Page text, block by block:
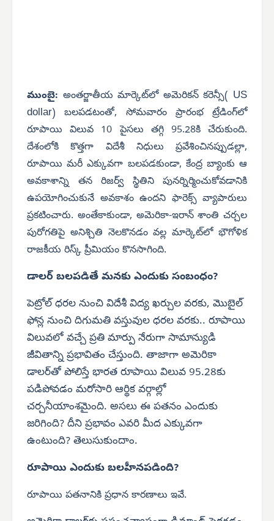
ముంబై: అంతర్జాతీయ మార్కెట్‌లో అమెరికన్ కరెన్సీ( US
dollar) బలపడటంతో, సోమవారం ప్రారంభ ట్రేడింగ్‌లో
రూపాయి విలువ 10 పైసలు తగ్గి 95.28కి చేరుకుంది.
దేశంలోకి కొత్తగా విదేశీ నిధులు ప్రవేశించినప్పుడల్లా,
రూపాయి మరీ ఎక్కువగా బలపడకుండా, కేంద్ర బ్యాంకు ఆ
అవకాశాన్ని తన రిజర్వ్ స్థితిని పునర్నిర్మించుకోవడానికి
ఉపయోగించుకునే అవకాశం ఉందని ఫారెక్స్ వ్యాపారులు
ప్రకటించారు. అంతేకాకుండా, అమెరికా-ఇరాన్ శాంతి చర్చల
పురోగతిపై అనిశ్చితి నెలకొనడం వల్ల మార్కెట్‌లో భౌగోళిక
రాజకీయ రిస్క్ ప్రీమియం కొనసాగింది.
డాలర్ బలపడితే మనకు ఎందుకు సంబంధం?
పెట్రోల్ ధరల నుంచి విదేశీ విద్య ఖర్చుల వరకు, మొబైల్
ఫోన్ల నుంచి దిగుమతి వస్తువుల ధరల వరకు.. రూపాయి
విలువలో వచ్చే ప్రతి మార్పు నేరుగా సామాన్యుడి
జీవితాన్ని ప్రభావితం చేస్తుంది. తాజాగా అమెరికా
డాలర్‌తో పోలిస్తే భారత రూపాయి విలువ 95.28కు
పడిపోవడం మరోసారి ఆర్థిక వర్గాల్లో
చర్చనీయాంశమైంది. అసలు ఈ పతనం ఎందుకు
జరిగింది? దీని ప్రభావం ఎవరి మీద ఎక్కువగా
ఉంటుంది? తెలుసుకుందాం.
రూపాయి ఎందుకు బలహీనపడింది?
రూపాయి పతనానికి ప్రధాన కారణాలు ఇవే.